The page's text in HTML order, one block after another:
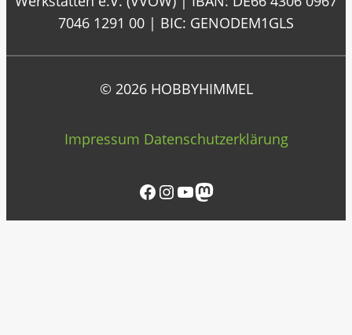
7046 1291 00 | BIC: GENODEM1GLS
© 2026 HOBBYHIMMEL
Impressum Datenschutzerklärung
Facebook InstagramYouTube Mastodon